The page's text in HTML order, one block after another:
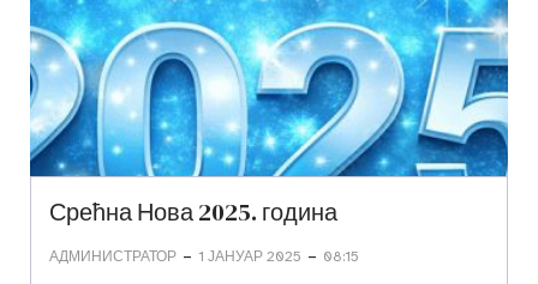
Срећна Нова 2025. година
АДМИНИСТРАТОР - 1 ЈАНУАР 2025 - 08:15